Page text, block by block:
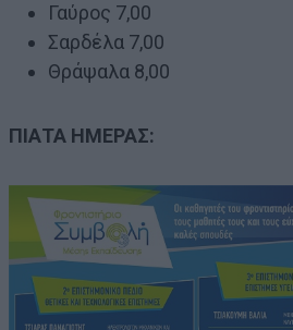
Γαύρος 7,00
Σαρδέλα 7,00
Θράψαλα 8,00
ΠΙΑΤΑ ΗΜΕΡΑΣ: